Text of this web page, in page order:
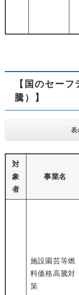
【国のセー
騰）】
表
対
象
者
事業名
施設園芸等燃
料価格高騰対
策